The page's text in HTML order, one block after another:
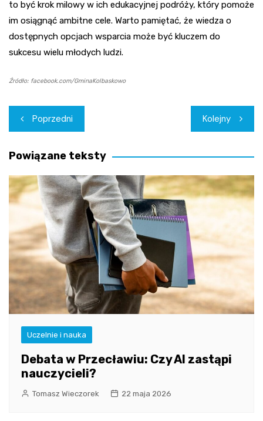
to być krok milowy w ich edukacyjnej podróży, który pomoże
im osiągnąć ambitne cele. Warto pamiętać, że wiedza o
dostępnych opcjach wsparcia może być kluczem do
sukcesu wielu młodych ludzi.
Źródło: facebook.com/GminaKolbaskowo
Nawigacja
wpisu
Poprzedni Kolejny
Powiązane teksty
Uczelnie i nauka
Debata w Przecławiu: Czy AI zastąpi
nauczycieli?
Tomasz Wieczorek 22 maja 2026